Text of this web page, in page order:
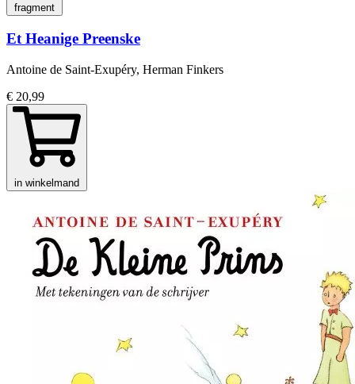
fragment
Et Heanige Preenske
Antoine de Saint-Exupéry, Herman Finkers
€ 20,99
in winkelmand